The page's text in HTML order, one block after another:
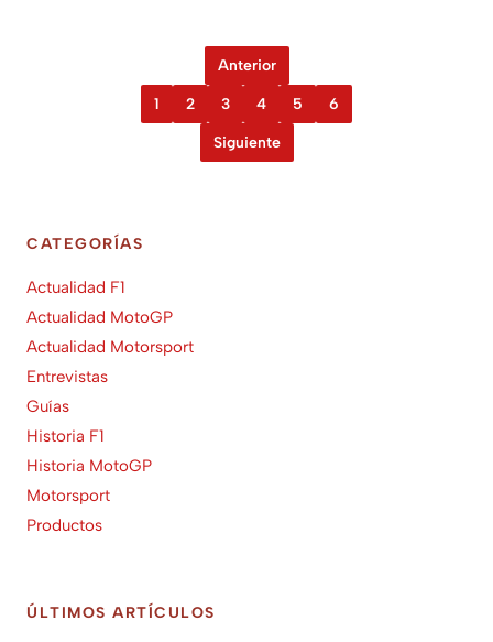
Anterior
1 2 3 4 5 6
Siguiente
CATEGORÍAS
Actualidad F1
Actualidad MotoGP
Actualidad Motorsport
Entrevistas
Guías
Historia F1
Historia MotoGP
Motorsport
Productos
ÚLTIMOS ARTÍCULOS